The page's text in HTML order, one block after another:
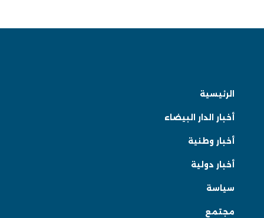
الرئيسية
أخبار الدار البيضاء
أخبار وطنية
أخبار دولية
سياسة
مجتمع